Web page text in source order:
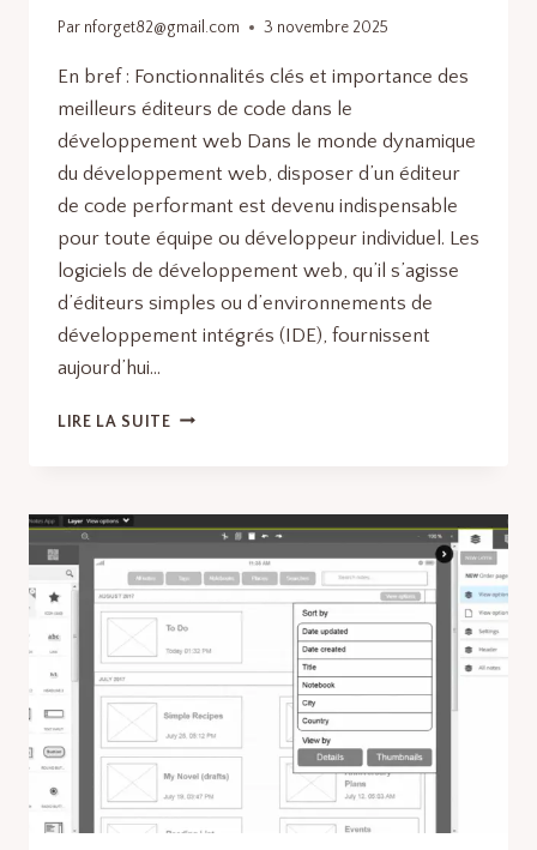
Par nforget82@gmail.com 3 novembre 2025
En bref : Fonctionnalités clés et importance des
meilleurs éditeurs de code dans le
développement web Dans le monde dynamique
du développement web, disposer d’un éditeur
de code performant est devenu indispensable
pour toute équipe ou développeur individuel. Les
logiciels de développement web, qu’il s’agisse
d’éditeurs simples ou d’environnements de
développement intégrés (IDE), fournissent
aujourd’hui…
LIRE LA SUITEÉDITEURS
LES
MEILLEURS
LOGICIELS
ET
OUTILS
LOGICIELS
DE
DÉVELOPPEMENT
WEB